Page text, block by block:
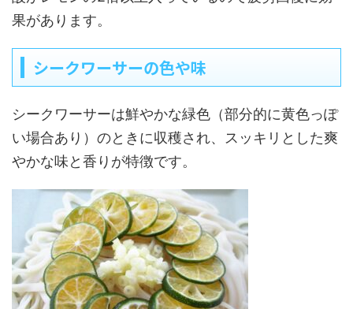
果があります。
シークワーサーの色や味
シークワーサーは鮮やかな緑色（部分的に黄色っぽ
い場合あり）のときに収穫され、スッキリとした爽
やかな味と香りが特徴です。